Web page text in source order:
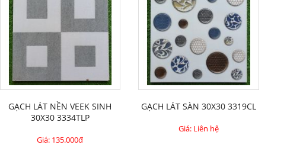
GẠCH LÁT NỀN VEEK SINH
30X30 3334TLP
Giá: 135.000đ
GẠCH LÁT SÀN 30X30 3319CL
Giá: Liên hệ